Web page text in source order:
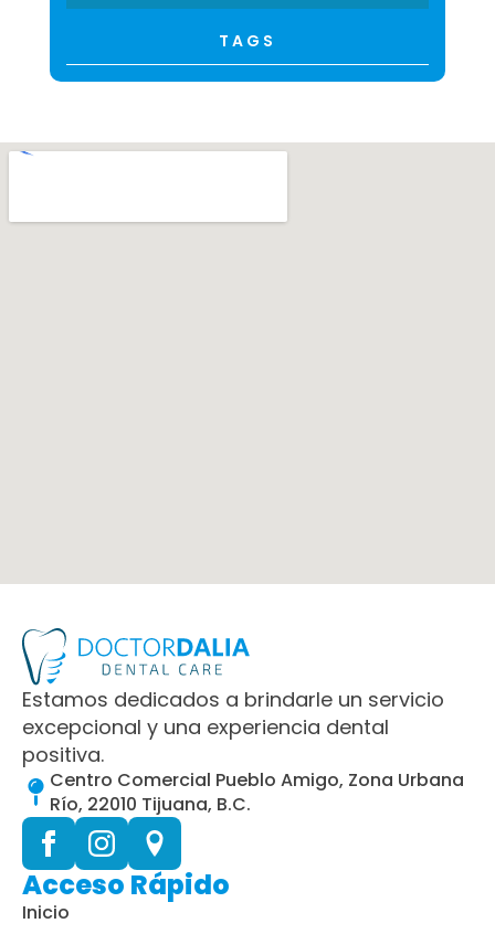
TAGS
Estamos dedicados a brindarle un servicio
excepcional y una experiencia dental
positiva.
Centro Comercial Pueblo Amigo, Zona Urbana
Río, 22010 Tijuana, B.C.
Acceso Rápido
Inicio